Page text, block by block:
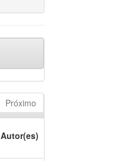
Próximo
Autor(es)